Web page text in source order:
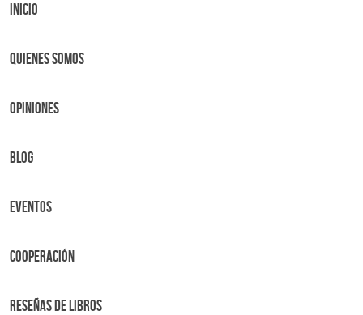
Inicio
Quienes Somos
OPINIONES
BLOG
Eventos
Cooperación
Reseñas de libros